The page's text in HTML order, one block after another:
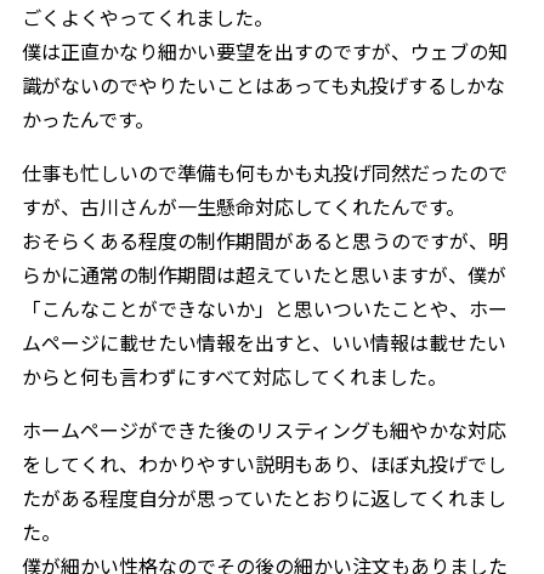
ごくよくやってくれました。
僕は正直かなり細かい要望を出すのですが、ウェブの知
識がないのでやりたいことはあっても丸投げするしかな
かったんです。
仕事も忙しいので準備も何もかも丸投げ同然だったので
すが、古川さんが一生懸命対応してくれたんです。
おそらくある程度の制作期間があると思うのですが、明
らかに通常の制作期間は超えていたと思いますが、僕が
「こんなことができないか」と思いついたことや、ホー
ムページに載せたい情報を出すと、いい情報は載せたい
からと何も言わずにすべて対応してくれました。
ホームページができた後のリスティングも細やかな対応
をしてくれ、わかりやすい説明もあり、ほぼ丸投げでし
たがある程度自分が思っていたとおりに返してくれまし
た。
僕が細かい性格なのでその後の細かい注文もありました